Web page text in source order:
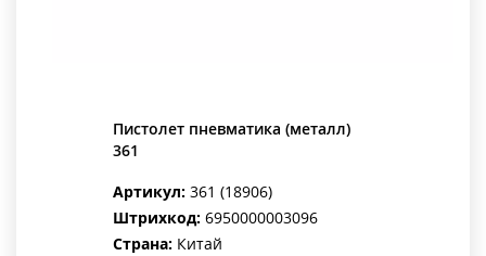
Пистолет пневматика (металл)
361
Артикул: 361 (18906)
Штрихкод: 6950000003096
Страна: Китай